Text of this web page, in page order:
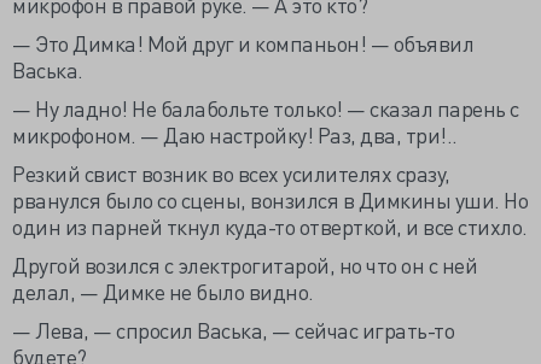
— Это Димка! Мой друг и компаньон! — объявил
Васька.
— Ну ладно! Не балабольте только! — сказал парень с
микрофоном. — Даю настройку! Раз, два, три!..
Резкий свист возник во всех усилителях сразу,
рванулся было со сцены, вонзился в Димкины уши. Но
один из парней ткнул куда-то отверткой, и все стихло.
Другой возился с электрогитарой, но что он с ней
делал, — Димке не было видно.
— Лева, — спросил Васька, — сейчас играть-то
будете?